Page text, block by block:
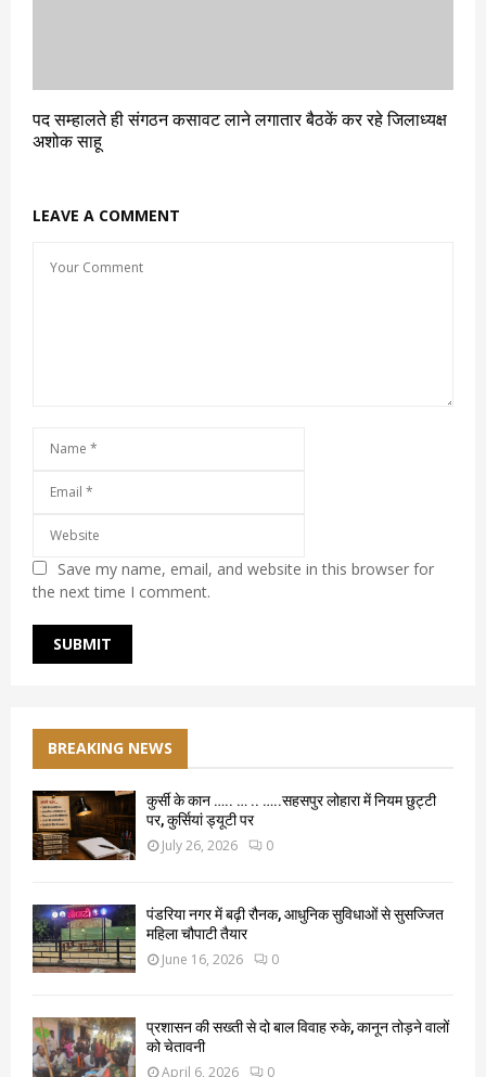
पद सम्हालते ही संगठन कसावट लाने लगातार बैठकें कर रहे जिलाध्यक्ष
अशोक साहू
LEAVE A COMMENT
Save my name, email, and website in this browser for
the next time I comment.
BREAKING NEWS
कुर्सी के कान ….. … .. …..सहसपुर लोहारा में नियम छुट्टी
पर, कुर्सियां ड्यूटी पर
July 26, 2026 0
पंडरिया नगर में बढ़ी रौनक, आधुनिक सुविधाओं से सुसज्जित
महिला चौपाटी तैयार
June 16, 2026 0
प्रशासन की सख्ती से दो बाल विवाह रुके, कानून तोड़ने वालों
को चेतावनी
April 6, 2026 0